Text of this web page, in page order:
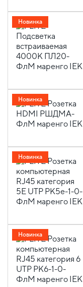
Новинка
Новинка
Новинка
Новинка